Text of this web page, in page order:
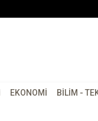
EKONOMI BILIM -